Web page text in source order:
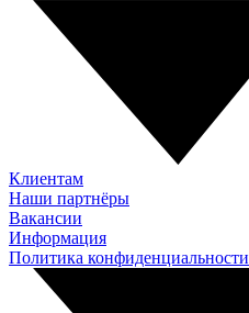
Клиентам
Наши партнёры
Вакансии
Информация
Политика конфиденциальности